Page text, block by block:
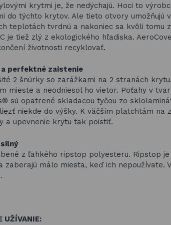
krytmi je, že nedýchajú. Hoci to
do týchto krytov. Ale tieto otvory
teplotách tvrdnú a nakoniec sa kvôli tomu
je tiež zlý z ekologického hľadiska.
životnosti recyklovať.
a perfektné zaistenie
2 šnúrky so zarážkami na 2 stranách
mieste a neodniesol ho vietor. Poťahy v
sú opatrené skladacou tyčou zo
niekde do výšky. K väčším platchtám
a upevnenie krytu tak poistiť.
z ľahkého ripstop polyesteru. Ripstop
zaberajú málo miesta, keď ich
UŽÍVANIE: